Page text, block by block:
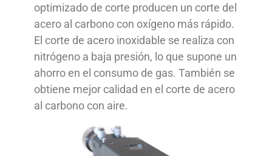
optimizado de corte producen un corte del
acero al carbono con oxígeno más rápido.
El corte de acero inoxidable se realiza con
nitrógeno a baja presión, lo que supone un
ahorro en el consumo de gas. También se
obtiene mejor calidad en el corte de acero
al carbono con aire.